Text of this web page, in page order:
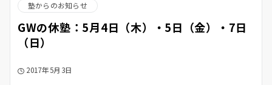
塾からのお知らせ
GWの休塾：5月4日（木）・5日（金）・7日
（日）
2017年5月3日